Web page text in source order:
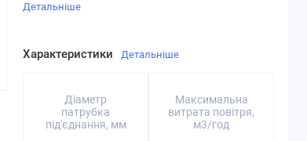
Детальніше
Характеристики Детальніше
Діаметр
патрубка
під'єднання, мм
Максимальна
витрата повітря,
м3/год